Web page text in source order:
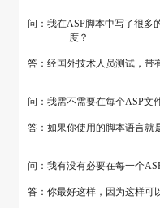
问：我在ASP脚本中写了
度？
答：经国外技术人员测试，带
问：我需不需要在每个ASP文
答：如果你使用的脚本语言就
问：我有没有必要在每一个
答：你最好这样，因为这样可